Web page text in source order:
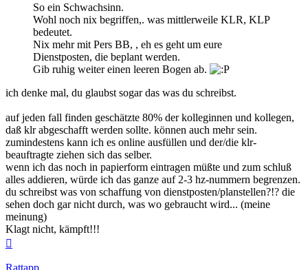
So ein Schwachsinn.
Wohl noch nix begriffen,. was mittlerweile KLR, KLP
bedeutet.
Nix mehr mit Pers BB, , eh es geht um eure
Dienstposten, die beplant werden.
Gib ruhig weiter einen leeren Bogen ab.
ich denke mal, du glaubst sogar das was du schreibst.
auf jeden fall finden geschätzte 80% der kolleginnen und kollegen,
daß klr abgeschafft werden sollte. können auch mehr sein.
zumindestens kann ich es online ausfüllen und der/die klr-
beauftragte ziehen sich das selber.
wenn ich das noch in papierform eintragen müßte und zum schluß
alles addieren, würde ich das ganze auf 2-3 hz-nummern begrenzen.
du schreibst was von schaffung von dienstposten/planstellen?!? die
sehen doch gar nicht durch, was wo gebraucht wird... (meine
meinung)
Klagt nicht, kämpft!!!
Rattapp